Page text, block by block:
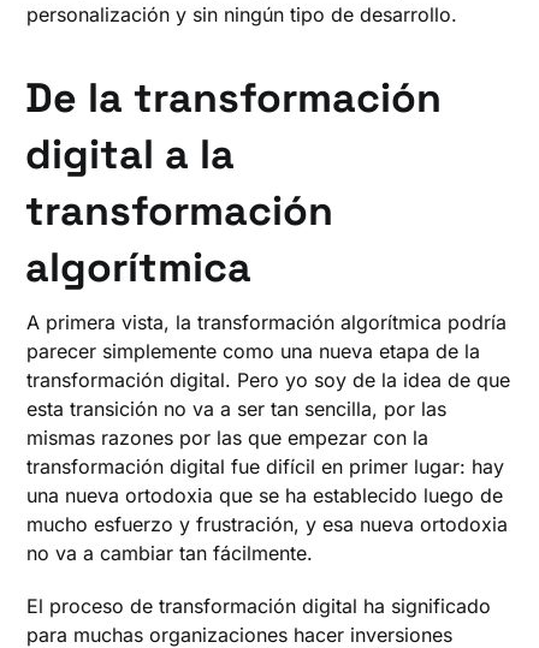
personalización y sin ningún tipo de desarrollo.
De la transformación
digital a la
transformación
algorítmica
A primera vista, la transformación algorítmica podría
parecer simplemente como una nueva etapa de la
transformación digital. Pero yo soy de la idea de que
esta transición no va a ser tan sencilla, por las
mismas razones por las que empezar con la
transformación digital fue difícil en primer lugar: hay
una nueva ortodoxia que se ha establecido luego de
mucho esfuerzo y frustración, y esa nueva ortodoxia
no va a cambiar tan fácilmente.
El proceso de transformación digital ha significado
para muchas organizaciones hacer inversiones